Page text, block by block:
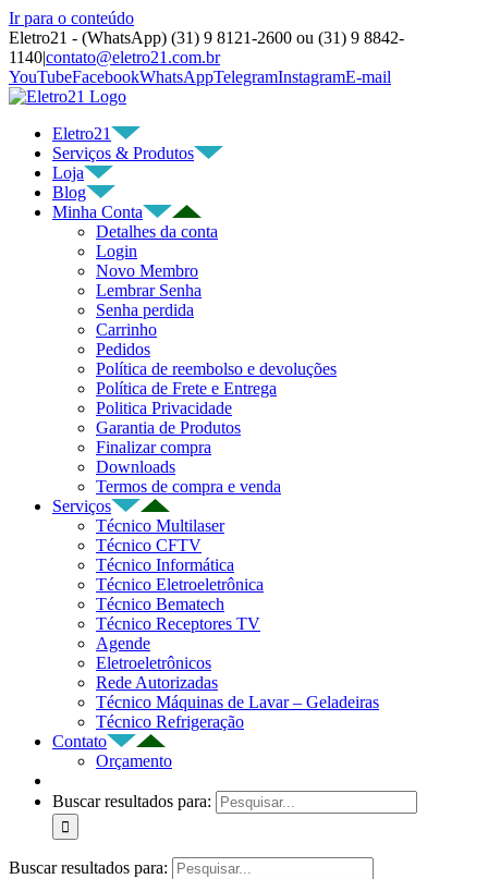
Ir para o conteúdo
Eletro21 - (WhatsApp) (31) 9 8121-2600 ou (31) 9 8842-
1140|contato@eletro21.com.br
YouTubeFacebookWhatsAppTelegramInstagramE-mail
Eletro21
Serviços & Produtos
Loja
Blog
Minha Conta
Detalhes da conta
Login
Novo Membro
Lembrar Senha
Senha perdida
Carrinho
Pedidos
Política de reembolso e devoluções
Política de Frete e Entrega
Politica Privacidade
Garantia de Produtos
Finalizar compra
Downloads
Termos de compra e venda
Serviços
Técnico Multilaser
Técnico CFTV
Técnico Informática
Técnico Eletroeletrônica
Técnico Bematech
Técnico Receptores TV
Agende
Eletroeletrônicos
Rede Autorizadas
Técnico Máquinas de Lavar – Geladeiras
Técnico Refrigeração
Contato
Orçamento
Buscar resultados para:
Buscar resultados para: